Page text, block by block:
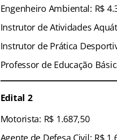
Engenheiro Ambiental: R$
Instrutor de Atividades
Instrutor de Prática
Professor de Educação
Edital 2
Motorista: R$ 1.687,50
Agente de Defesa Civil: R$